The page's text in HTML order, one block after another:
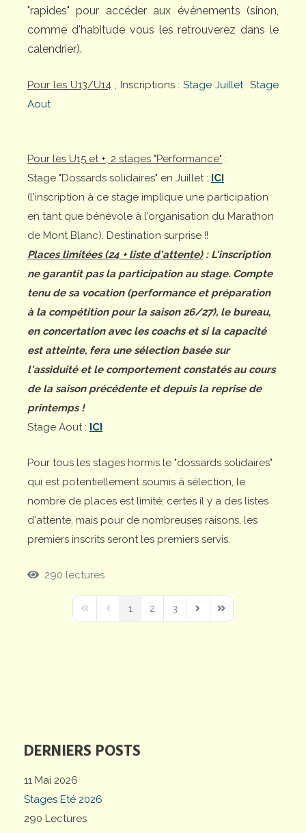
DERNIERS POSTS
11 Mai 2026
Stages Eté 2026
290 Lectures
"rapides" pour accéder aux événements (sinon,
comme d'habitude vous les retrouverez dans le
calendrier).
Pour les U13/U14, Inscriptions :Stage Juillet Stage
Aout
Pour les U15 et +, 2 stages "Performance" :
Stage "Dossards solidaires" en Juillet : ICI
(l'inscription à ce stage implique une participation
en tant que bénévole à l'organisation du Marathon
de Mont Blanc). Destination surprise !!
Places limitées (24 + liste d'attente): L'inscription
ne garantit pas la participation au stage. Compte
tenu de sa vocation (performance et préparation
à la compétition pour la saison 26/27), le bureau,
en concertation avec les coachs et si la capacité
est atteinte, fera une sélection basée sur
l'assiduité et le comportement constatés au cours
de la saison précédente et depuis la reprise de
printemps !
Stage Aout : ICI
Pour tous les stages hormis le "dossards solidaires"
qui est potentiellement soumis à sélection, le
nombre de places est limité; certes il y a des listes
d'attente, mais pour de nombreuses raisons, les
premiers inscrits seront les premiers servis.
290 lectures
First PagePrevious Page
1 2 3
Next PageLast Page